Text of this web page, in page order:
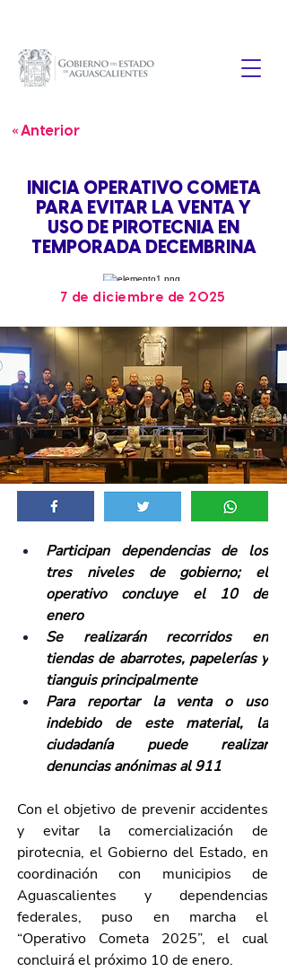
« Anterior
INICIA OPERATIVO COMETA
PARA EVITAR LA VENTA Y
USO DE PIROTECNIA EN
TEMPORADA DECEMBRINA
7 de diciembre de 2025
Participan dependencias de los
tres niveles de gobierno; el
operativo concluye el 10 de
enero
Se realizarán recorridos en
tiendas de abarrotes, papelerías y
tianguis principalmente
Para reportar la venta o uso
indebido de este material, la
ciudadanía puede realizar
denuncias anónimas al 911
Con el objetivo de prevenir accidentes
y evitar la comercialización de
pirotecnia, el Gobierno del Estado, en
coordinación con municipios de
Aguascalientes y dependencias
federales, puso en marcha el
“Operativo Cometa 2025”, el cual
concluirá el próximo 10 de enero.